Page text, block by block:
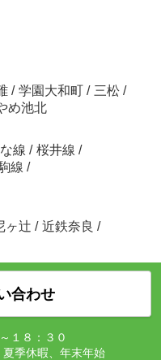
/ 学園大和町 / 三松 /
め池北
線 / 桜井線 /
線 /
ヶ辻 / 近鉄奈良 /
合わせ
１８：３０
季休暇、年末年始